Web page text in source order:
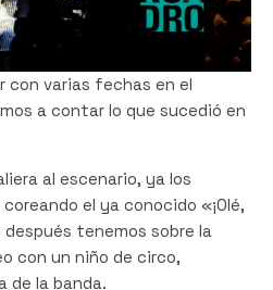
con varias fechas en el
a contar lo que sucedió en
al escenario, ya los
el ya conocido «¡Olé,
tenemos sobre la
con un niño de circo,
de la banda.